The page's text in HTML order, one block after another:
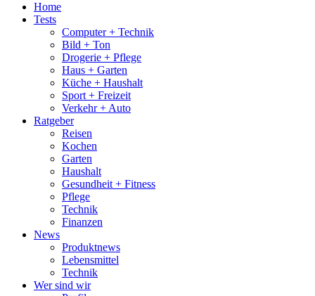
Home
Tests
Computer + Technik
Bild + Ton
Drogerie + Pflege
Haus + Garten
Küche + Haushalt
Sport + Freizeit
Verkehr + Auto
Ratgeber
Reisen
Kochen
Garten
Haushalt
Gesundheit + Fitness
Pflege
Technik
Finanzen
News
Produktnews
Lebensmittel
Technik
Wer sind wir